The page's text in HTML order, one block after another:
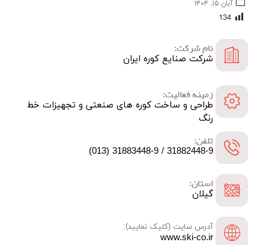
آبان ۱۵, ۱۴۰۴
134
نام شرکت:
شرکت صنایع کوره ایران
زمینه فعالیت:
طراحی و ساخت کوره های صنعتی و تجهیزات خط
رنگ
تلفن:
31882448-9 / 31883448-9 (013)
استان:
گیلان
آدرس سایت (کلیک نمایید):
www.ski-co.ir